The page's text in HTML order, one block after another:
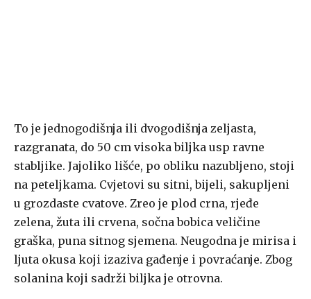
To je jednogodišnja ili dvogodišnja zeljasta,
razgranata, do 50 cm visoka biljka usp ravne
stabljike. Jajoliko lišće, po obliku nazubljeno, stoji
na peteljkama. Cvjetovi su sitni, bijeli, sakupljeni
u grozdaste cvatove. Zreo je plod crna, rjeđe
zelena, žuta ili crvena, sočna bobica veličine
graška, puna sitnog sjemena. Neugodna je mirisa i
ljuta okusa koji izaziva gađenje i povraćanje. Zbog
solanina koji sadrži biljka je otrovna.